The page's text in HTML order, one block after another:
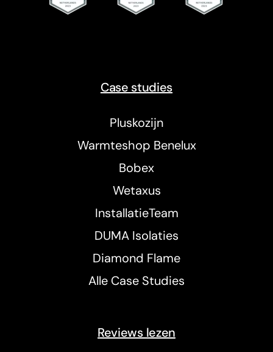
Case studies
Pluskozijn
Warmteshop Benelux
Bobex
Wetaxus
InstallatieTeam
DUMA Isolaties
Diamond Flame
Alle Case Studies
Reviews lezen